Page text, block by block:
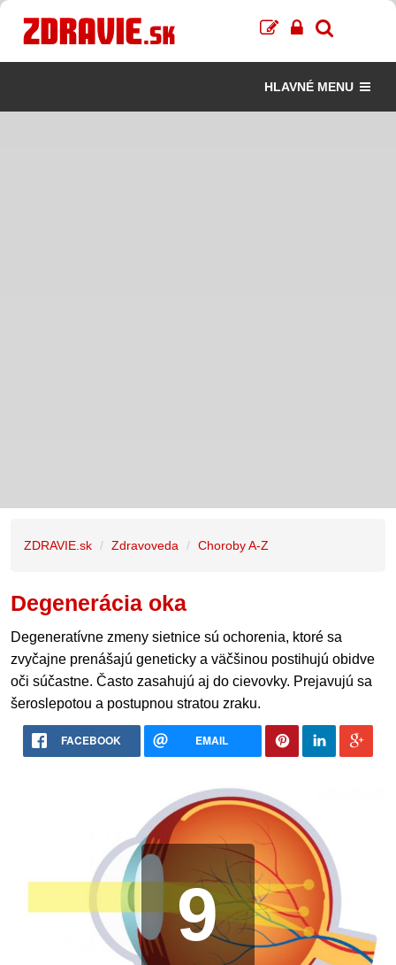
HLAVNÉ MENU
ZDRAVIE.sk Zdravoveda Choroby A-Z
Degenerácia oka
Degeneratívne zmeny sietnice sú ochorenia, ktoré sa
zvyčajne prenášajú geneticky a väčšinou postihujú obidve
oči súčastne. Často zasahujú aj do cievovky. Prejavujú sa
šeroslepotou a postupnou stratou zraku.
FACEBOOK EMAIL
9